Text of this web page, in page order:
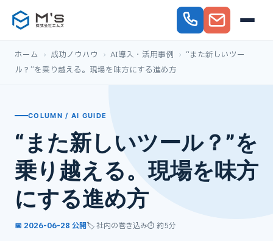
ホーム › 成功ノウハウ › AI導入・活用事例 › “また新しいツー
ル？”を乗り越える。現場を味方にする進め方
COLUMN / AI GUIDE
“また新しいツール？”を
乗り越える。現場を味方
にする進め方
📅 2026-06-28 公開🏷️ 社内の巻き込み⏱ 約5分